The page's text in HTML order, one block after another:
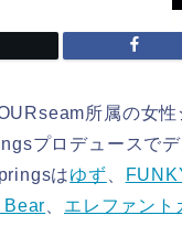
所属の女性
プロデュースでデ
はゆず
エレファント